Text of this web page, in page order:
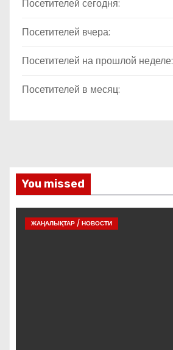
Посетителей сегодня:
Посетителей вчера:
Посетителей на прошлой неделе:
Посетителей в месяц:
You missed
ЖАҢАЛЫҚТАР / НОВОСТИ